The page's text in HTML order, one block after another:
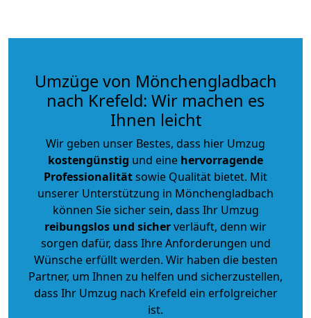
Umzüge von Mönchengladbach
nach Krefeld: Wir machen es
Ihnen leicht
Wir geben unser Bestes, dass hier Umzug
kostengünstig und eine hervorragende
Professionalitätsowie Qualität bietet. Mit
unserer Unterstützung in Mönchengladbach
können Sie sicher sein, dass Ihr Umzug
reibungslos und sicherverläuft, denn wir
sorgen dafür, dass Ihre Anforderungen und
Wünsche erfüllt werden. Wir haben die besten
Partner, um Ihnen zu helfen und sicherzustellen,
dass Ihr Umzug nach Krefeld ein erfolgreicher
ist.